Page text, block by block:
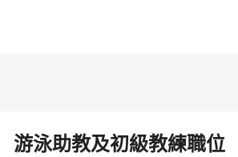
游泳助教及初級教練職位